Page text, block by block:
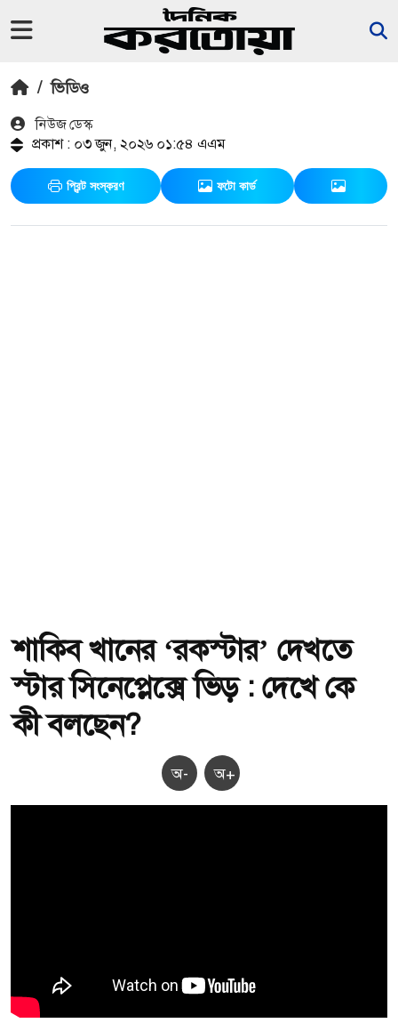
/ ভিডিও
নিউজ ডেস্ক
প্রকাশ : ০৩ জুন, ২০২৬ ০১:৫৪ এএম
প্রিন্ট সংস্করণ ফটো কার্ড
শাকিব খানের ‘রকস্টার’ দেখতে
স্টার সিনেপ্লেক্সে ভিড় : দেখে কে
কী বলছেন?
অ- অ+